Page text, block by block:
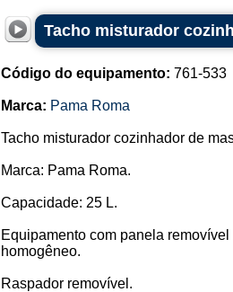
Tacho misturador
Código do equipamento: 761-533
Marca: Pama Roma
Tacho misturador cozinhador de
Marca: Pama Roma.
Capacidade: 25 L.
Equipamento com panela
homogêneo.
Raspador removível.